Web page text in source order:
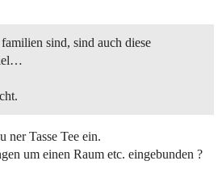
sind, sind auch diese
ner Tasse Tee ein.
um einen Raum etc. eingebunden ?